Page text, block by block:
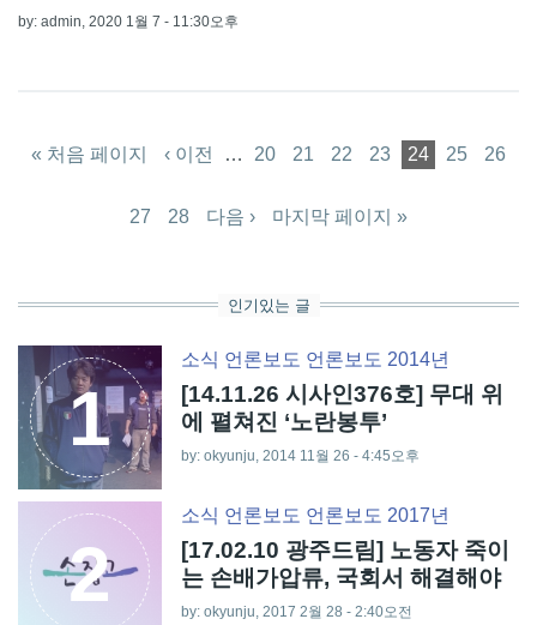
by: admin, 2020 1월 7 - 11:30오후
« 처음 페이지 ‹ 이전 … 20 21 22 23 24 25 26
27 28 다음 › 마지막 페이지 »
인기있는 글
1
소식 언론보도 언론보도 2014년
[14.11.26 시사인376호] 무대 위
에 펼쳐진 ‘노란봉투’
by: okyunju, 2014 11월 26 - 4:45오후
2
소식 언론보도 언론보도 2017년
[17.02.10 광주드림] 노동자 죽이
는 손배가압류, 국회서 해결해야
by: okyunju, 2017 2월 28 - 2:40오전